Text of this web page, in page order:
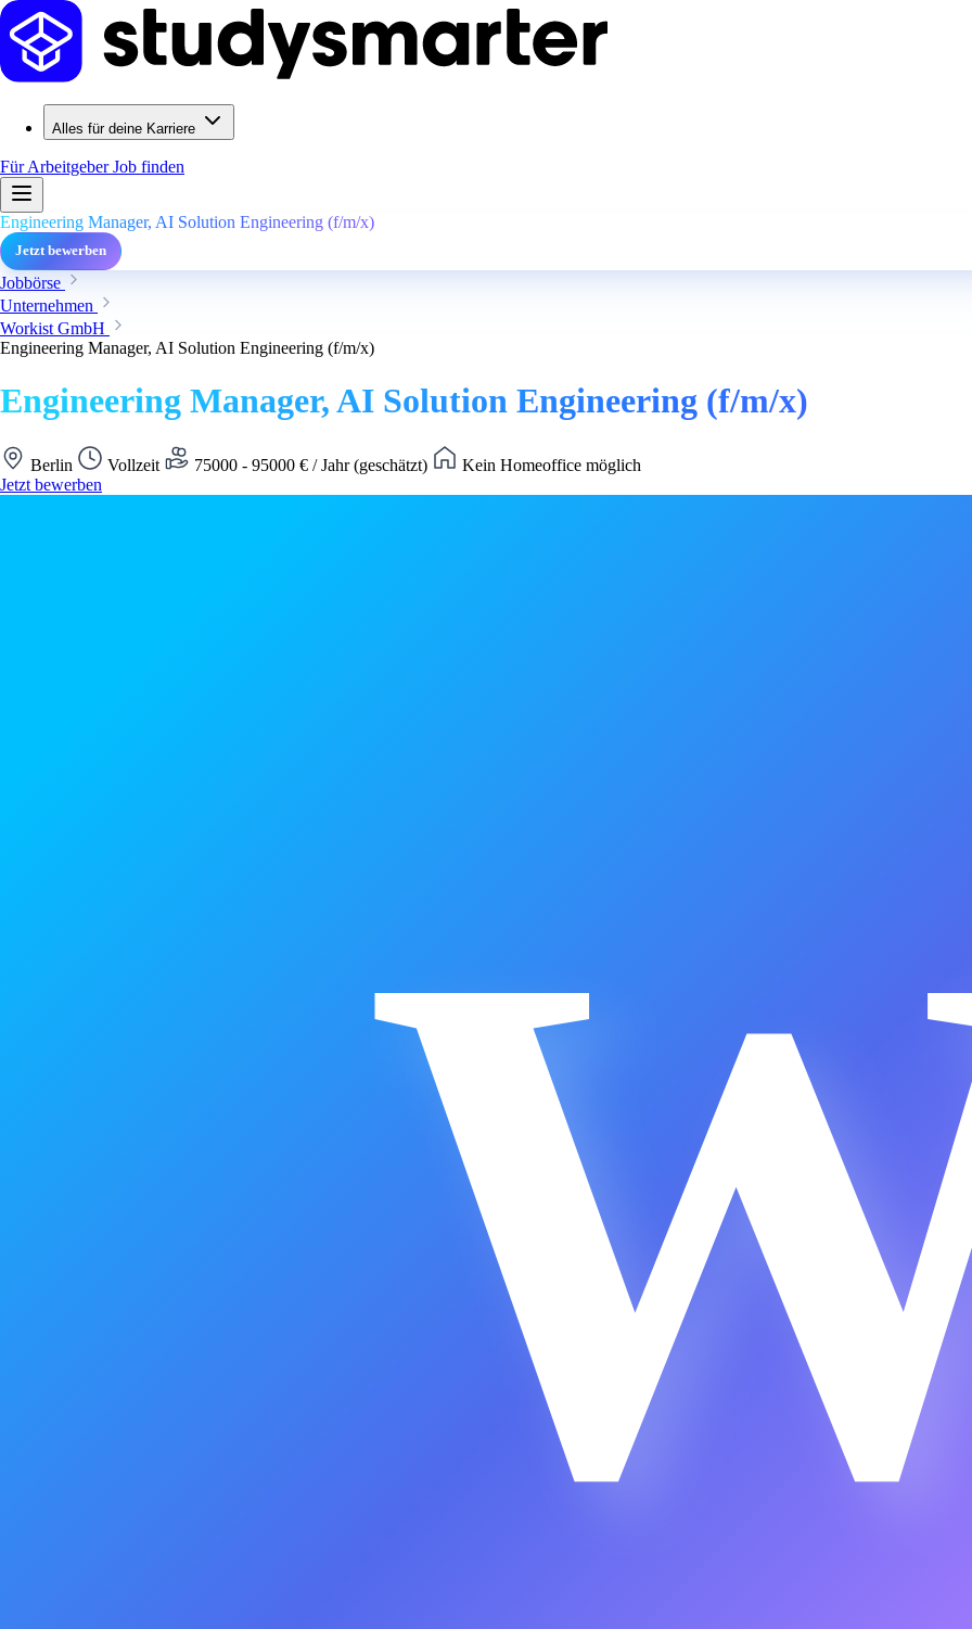
Alles für deine Karriere
Für ArbeitgeberJob finden
Engineering Manager, AI Solution Engineering (f/m/x)
Jetzt bewerben
Jobbörse
Unternehmen
Workist GmbH
Engineering Manager, AI Solution Engineering (f/m/x)
Engineering Manager, AI Solution Engineering (f/m/x)
Berlin Vollzeit 75000 - 95000 € / Jahr (geschätzt)
Kein Homeoffice möglich
Jetzt bewerben